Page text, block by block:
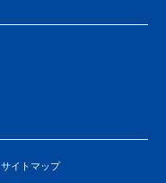
サイトマップ